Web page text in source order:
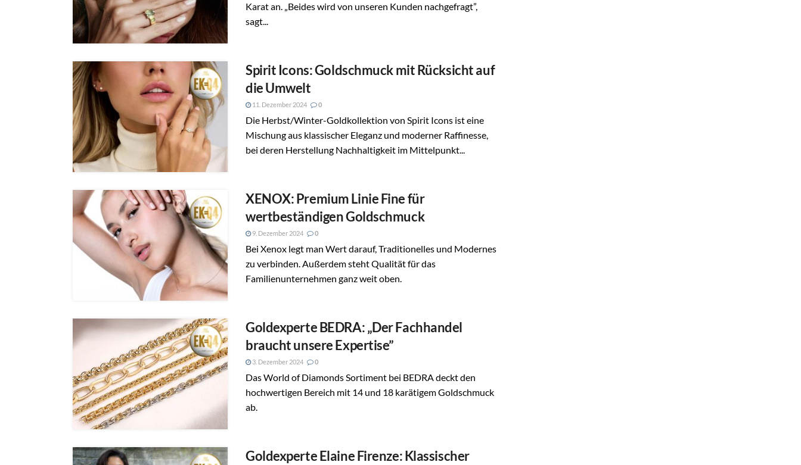
Karat an. „Beides wird von unseren Kunden nachgefragt”,
sagt...
Spirit Icons: Goldschmuck mit Rücksicht auf
die Umwelt
11. Dezember 2024 0
Die Herbst/Winter-Goldkollektion von Spirit Icons ist eine
Mischung aus klassischer Eleganz und moderner Raffinesse,
bei deren Herstellung Nachhaltigkeit im Mittelpunkt...
XENOX: Premium Linie Fine für
wertbeständigen Goldschmuck
9. Dezember 2024 0
Bei Xenox legt man Wert darauf, Traditionelles und Modernes
zu verbinden. Außerdem steht Qualität für das
Familienunternehmen ganz weit oben.
Goldexperte BEDRA: „Der Fachhandel
braucht unsere Expertise”
3. Dezember 2024 0
Das World of Diamonds Sortiment bei BEDRA deckt den
hochwertigen Bereich mit 14 und 18 karätigem Goldschmuck
ab.
Goldexperte Elaine Firenze: Klassischer